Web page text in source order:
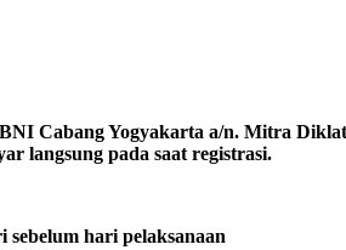
Cabang Yogyakarta a/n. Mitra Diklat
langsung pada saat registrasi.
hari pelaksanaan